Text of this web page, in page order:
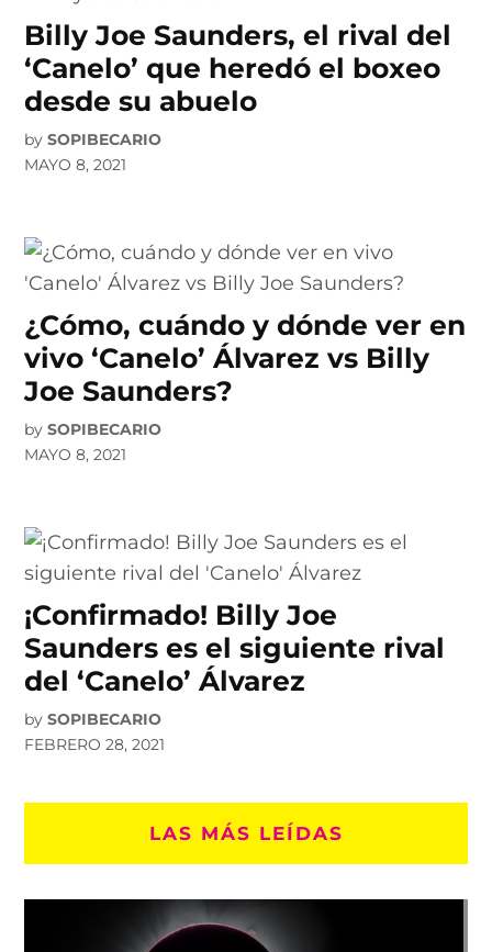
Billy Joe Saunders, el rival del
‘Canelo’ que heredó el boxeo
desde su abuelo
by SOPIBECARIO
MAYO 8, 2021
¿Cómo, cuándo y dónde ver en
vivo ‘Canelo’ Álvarez vs Billy
Joe Saunders?
by SOPIBECARIO
MAYO 8, 2021
¡Confirmado! Billy Joe
Saunders es el siguiente rival
del ‘Canelo’ Álvarez
by SOPIBECARIO
FEBRERO 28, 2021
LAS MÁS LEÍDAS